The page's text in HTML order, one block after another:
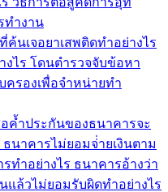
ทำงาน
นเจอยาเสพติดทำอย่างไร
งไร โดนตำรวจจับข้อหา
ครองเพื่อจำหน่ายทำ
ำประกันของธนาคารจะ
นาคารไม่ยอมจ่่ายเงินตาม
ทำอย่างไร ธนาคารอ้างว่า
แล้วไม่ยอมรับผิดทำอย่างไร